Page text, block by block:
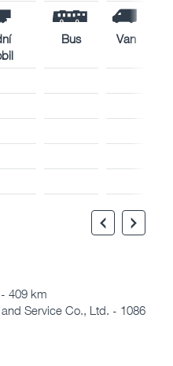
Bus Van
409 km
Service Co., Ltd. - 1086